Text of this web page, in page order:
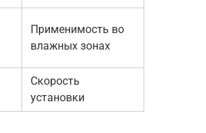
Применимость во
влажных зонах
Скорость
установки